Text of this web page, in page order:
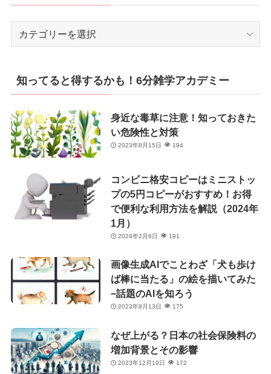
リ
ー
知ってると得するかも！6分雑学アカデミー
身近な毒草に注意！知っておきた
い危険性と対策
2023年8月15日 194
コンビニ格安コピーはミニストッ
プの5円コピーがおすすめ！お得
で便利な利用方法を解説（2024年
1月）
2024年2月6日 191
画像生成AIでことわざ「犬も歩け
ば棒に当たる」の絵を描いてみた
−話題のAIを知ろう
2023年8月13日 175
なぜ上がる？日本の社会保険料の
増加背景とその影響
2023年12月19日 172